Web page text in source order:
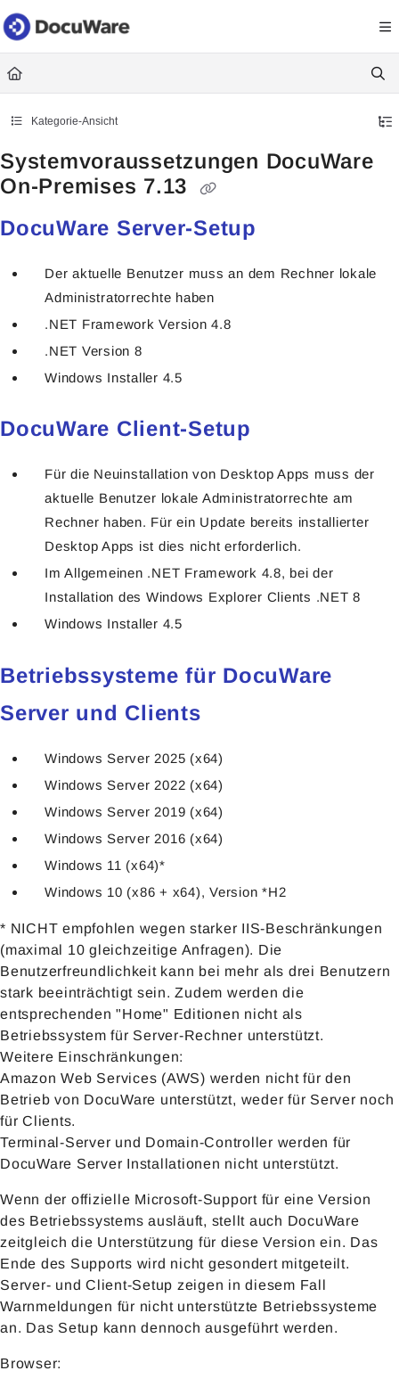
Documentation Index
Fetch the complete documentation index at: https://
Use this file to discover all available pages before exploring further.
Kategorie-Ansicht
Systemvoraussetzungen DocuWare
On-Premises 7.13
DocuWare Server-Setup
Der aktuelle Benutzer muss an dem Rechner lokale
Administratorrechte haben
.NET Framework Version 4.8
.NET Version 8
Windows Installer 4.5
DocuWare Client-Setup
Für die Neuinstallation von Desktop Apps muss der
aktuelle Benutzer lokale Administratorrechte am
Rechner haben. Für ein Update bereits installierter
Desktop Apps ist dies nicht erforderlich.
Im Allgemeinen .NET Framework 4.8, bei der
Installation des Windows Explorer Clients .NET 8
Windows Installer 4.5
Betriebssysteme für DocuWare
Server und Clients
Windows Server 2025 (x64)
Windows Server 2022 (x64)
Windows Server 2019 (x64)
Windows Server 2016 (x64)
Windows 11 (x64)*
Windows 10 (x86 + x64), Version *H2
* NICHT empfohlen wegen starker IIS-Beschränkungen
(maximal 10 gleichzeitige Anfragen). Die
Benutzerfreundlichkeit kann bei mehr als drei Benutzern
stark beeinträchtigt sein. Zudem werden die
entsprechenden "Home" Editionen nicht als
Betriebssystem für Server-Rechner unterstützt.
Weitere Einschränkungen:
Amazon Web Services (AWS) werden nicht für den
Betrieb von DocuWare unterstützt, weder für Server noch
für Clients.
Terminal-Server und Domain-Controller werden für
DocuWare Server Installationen nicht unterstützt.
Wenn der offizielle Microsoft-Support für eine Version
des Betriebssystems ausläuft, stellt auch DocuWare
zeitgleich die Unterstützung für diese Version ein. Das
Ende des Supports wird nicht gesondert mitgeteilt.
Server- und Client-Setup zeigen in diesem Fall
Warnmeldungen für nicht unterstützte Betriebssysteme
an. Das Setup kann dennoch ausgeführt werden.
Browser: